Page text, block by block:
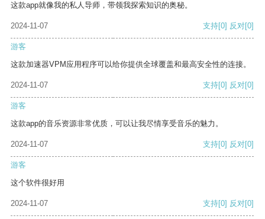
这款app就像我的私人导师，带领我探索知识的奥秘。
2024-11-07 支持[0] 反对[0]
游客
这款加速器VPM应用程序可以给你提供全球覆盖和最高安全性的连接。
2024-11-07 支持[0] 反对[0]
游客
这款app的音乐资源非常优质，可以让我尽情享受音乐的魅力。
2024-11-07 支持[0] 反对[0]
游客
这个软件很好用
2024-11-07 支持[0] 反对[0]